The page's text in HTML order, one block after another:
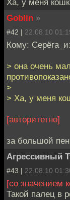
Goblin »
#42 | 22.08.10
Кому:
> она очень
>
> Ха, у меня
[авторитетно]
за большой
Агрессивный
#43 | 22.08.10
[со значением
Такой палец в